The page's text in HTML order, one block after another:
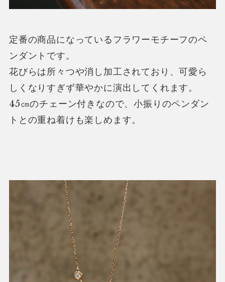
定番の商品になっているフラワーモチーフのペ
ンダントです。
花びらは所々つや消し加工されており、可愛ら
しくなりすぎず華やかに演出してくれます。
45㎝のチェーン付きなので、小振りのペンダン
トとの重ね着けも楽しめます。